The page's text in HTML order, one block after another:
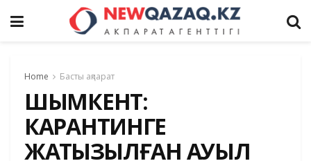
Home Басты ақпарат
ШЫМКЕНТ:
КАРАНТИНГЕ
ЖАТҚЫЗЫЛҒАН АУЫЛ